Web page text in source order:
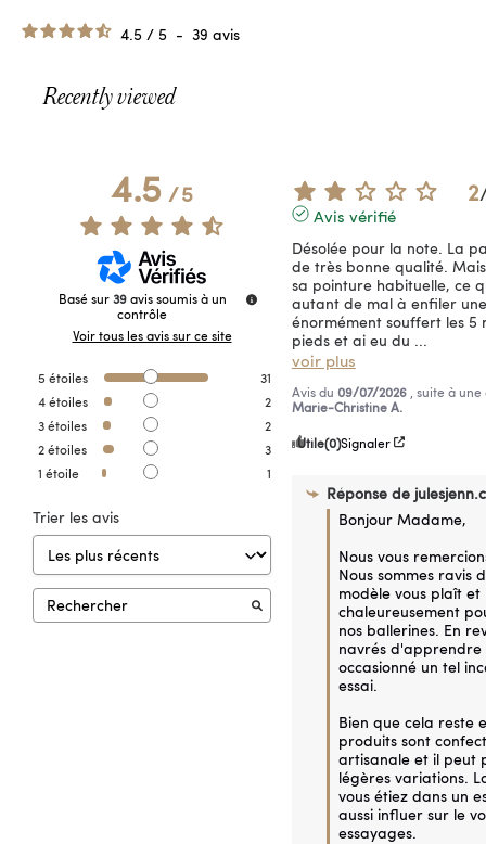
4.5 / 5 - 39 avis
Recently viewed
4.5/5
Basé sur39 avis soumis à un
contrôle
Voir tous les avis sur ce site
5 étoiles
31
4étoiles
2
3étoiles
2
2étoiles
3
1 étoile 1
Trier les avis
2
Avis vérifié
Désolée pour la note. La
de très bonne qualité.
sa pointure habituelle, ce
autant de mal à enfiler
énormément souffert les 5
pieds et ai eu du ...
voir plus
Avis du 09/07/2026 , suite à
Marie-Christine A.
Utile(0)Signaler
Réponse de
Bonjour Madame,
Nous vous
Nous sommes ravis
modèle vous plaît et
chaleureusement
nos ballerines. En
navrés d'apprendre
occasionné un tel
essai.
Bien que cela reste
produits sont
artisanale et il peut
légères variations.
vous étiez dans un
aussi influer sur le
essayages.